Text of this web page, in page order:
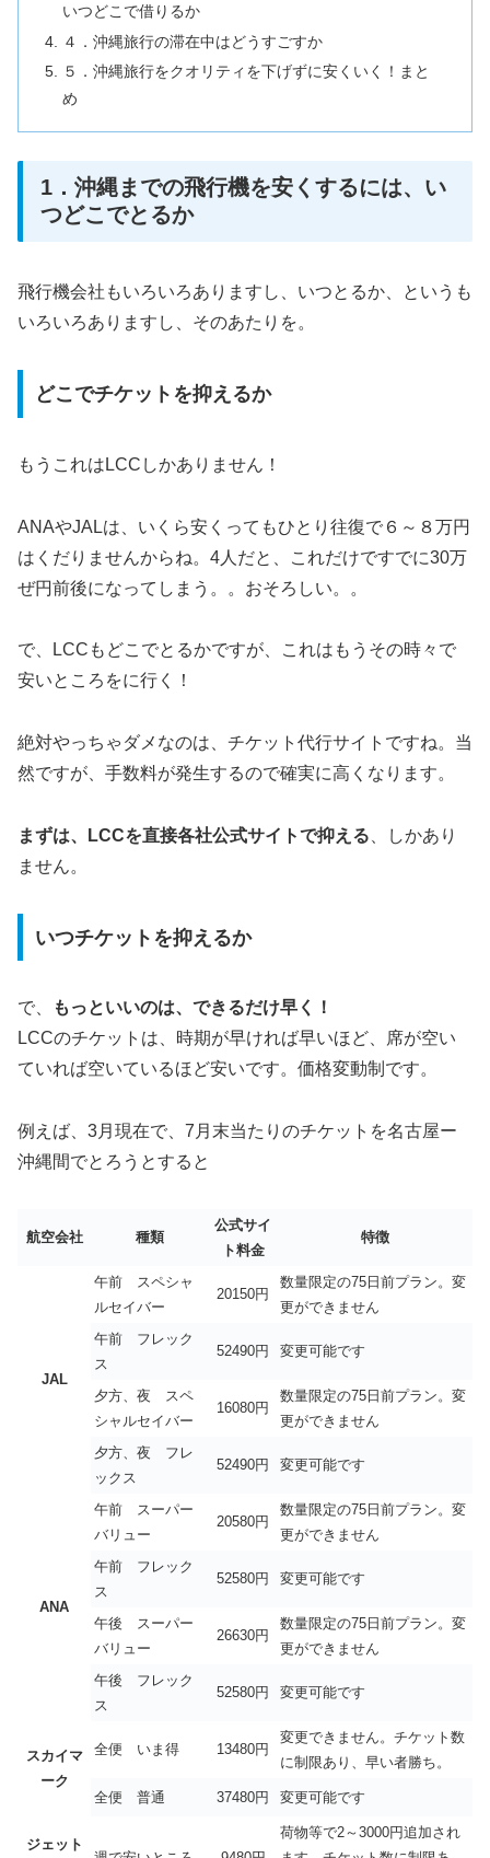
いつどこで借りるか
４．沖縄旅行の滞在中はどうすごすか
５．沖縄旅行をクオリティを下げずに安くいく！まと
め
1．沖縄までの飛行機を安くするには、い
つどこでとるか
飛行機会社もいろいろありますし、いつとるか、というも
いろいろありますし、そのあたりを。
どこでチケットを抑えるか
もうこれはLCCしかありません！
ANAやJALは、いくら安くってもひとり往復で６～８万円
はくだりませんからね。4人だと、これだけですでに30万
ぜ円前後になってしまう。。おそろしい。。
で、LCCもどこでとるかですが、これはもうその時々で
安いところをに行く！
絶対やっちゃダメなのは、チケット代行サイトですね。当
然ですが、手数料が発生するので確実に高くなります。
まずは、LCCを直接各社公式サイトで抑える 、しかあり
ません。
いつチケットを抑えるか
で、
もっといいのは、できるだけ早く！
LCCのチケットは、時期が早ければ早いほど、席が空い
ていれば空いているほど安いです。価格変動制です。
例えば、3月現在で、7月末当たりのチケットを名古屋ー
沖縄間でとろうとすると
航空会社 種類
公式サイ
ト料金
特徴
JAL
午前 スペシャ
ルセイバー
20150円
数量限定の75日前プラン。変
更ができません
午前 フレック
ス
52490円 変更可能です
夕方、夜 スペ
シャルセイバー
16080円
数量限定の75日前プラン。変
更ができません
夕方、夜 フレ
ックス
52490円 変更可能です
ANA
午前 スーパー
バリュー
20580円
数量限定の75日前プラン。変
更ができません
午前 フレック
ス
52580円 変更可能です
午後 スーパー
バリュー
26630円
数量限定の75日前プラン。変
更ができません
午後 フレック
ス
52580円 変更可能です
スカイマ
ーク
全便 いま得 13480円
変更できません。チケット数
に制限あり、早い者勝ち。
全便 普通 37480円 変更可能です
ジェット
荷物等で2～3000円追加され